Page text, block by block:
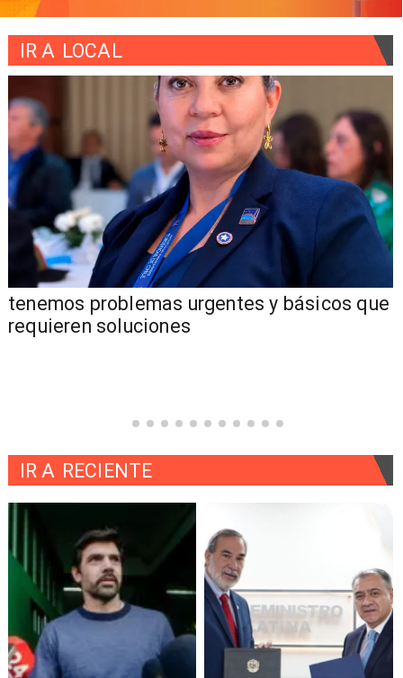
IR A LOCAL
tenemos problemas urgentes y básicos que
requieren soluciones
IR A RECIENTE